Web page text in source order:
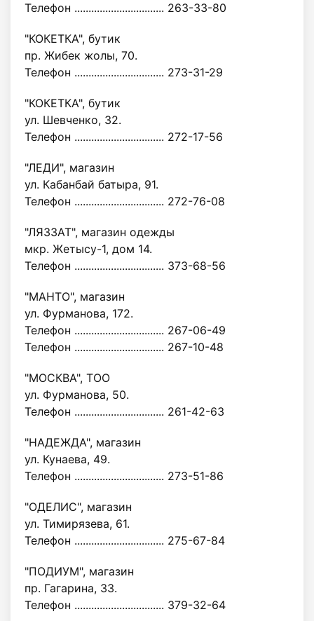
Телефон ................................ 263-33-80
"КОКЕТКА", бутик
пр. Жибек жолы, 70.
Телефон ................................ 273-31-29
"КОКЕТКА", бутик
ул. Шевченко, 32.
Телефон ................................ 272-17-56
"ЛЕДИ", магазин
ул. Кабанбай батыра, 91.
Телефон ................................ 272-76-08
"ЛЯЗЗАТ", магазин одежды
мкр. Жетысу-1, дом 14.
Телефон ................................ 373-68-56
"МАНТО", магазин
ул. Фурманова, 172.
Телефон ................................ 267-06-49
Телефон ................................ 267-10-48
"МОСКВА", ТОО
ул. Фурманова, 50.
Телефон ................................ 261-42-63
"НАДЕЖДА", магазин
ул. Кунаева, 49.
Телефон ................................ 273-51-86
"ОДЕЛИС", магазин
ул. Тимирязева, 61.
Телефон ................................ 275-67-84
"ПОДИУМ", магазин
пр. Гагарина, 33.
Телефон ................................ 379-32-64